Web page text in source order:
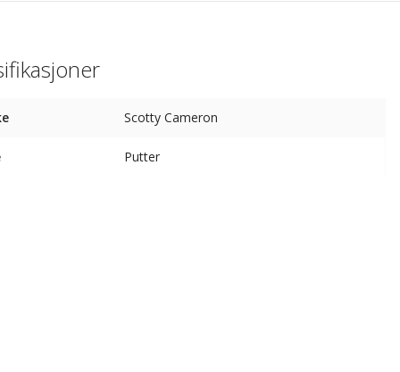
Scotty Cameron
Putter